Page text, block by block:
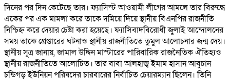
দিনের পর দিন কেটেছে তার। ফ্যাসিস্ট আওয়ামী লীগের আমলে তার বিরুদ্ধে
একের পর এক মামলা করে তাকে দমিয়ে দিয়ে স্থানীয় বিএনপির রাজনীতি
নিশ্চিহ্ন করে দেয়ার চেষ্টা করা হয়েছে। ফ্যাসিবাদবিরোধী জুলাই আন্দোলনের
সময় তাকে গ্রেপ্তারের ঘটনাও স্থানীয় রাজনীতিতে তুমুল আলোচনার জন্ম দেয়।
স্থানীয় সূত্র জানায়, জামাল উদ্দিন মাস্টারের পারিবারিক রাজনৈতিক ঐতিহ্যও
স্থানীয় রাজনীতিতে আলোচিত। তার বাবা আলহাজ্ব ইমাম হাসান আবুচান
চন্ডিগড় ইউনিয়ন পরিষদের চারবারের নির্বাচিত চেয়ারম্যান ছিলেন। তিনি